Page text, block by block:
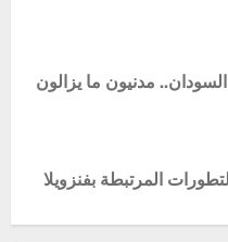
مدنيون ما يزالون
المرتبطة بفنزويلا